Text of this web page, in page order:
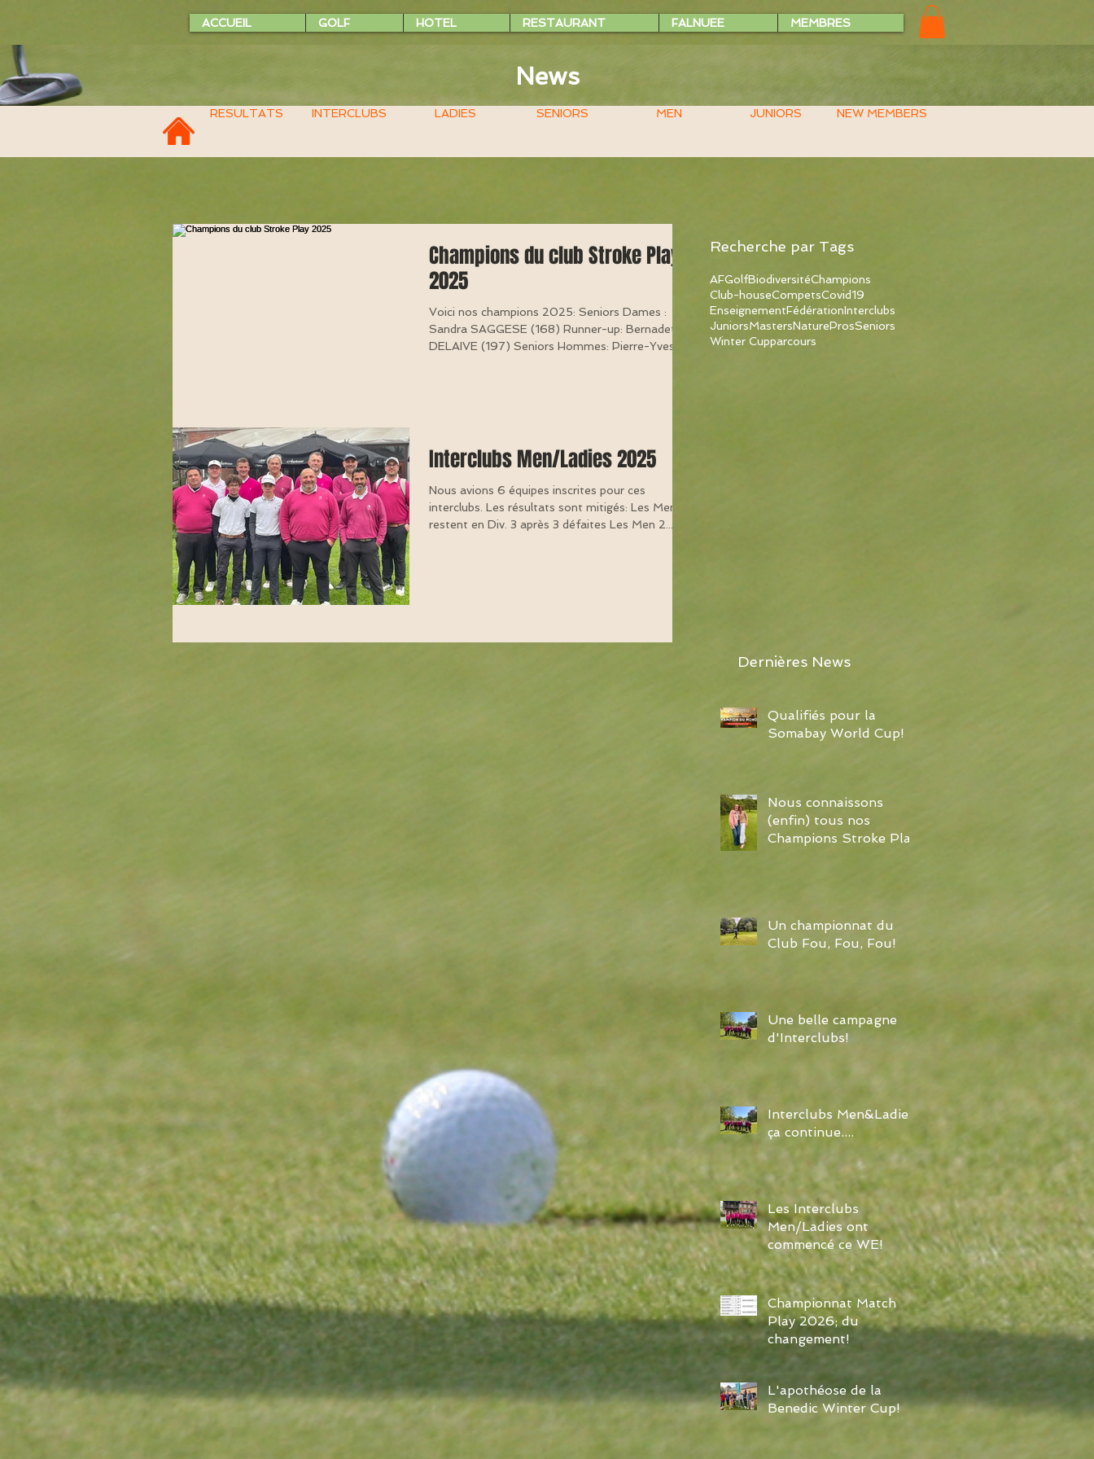
ACCUEIL GOLF HOTEL RESTAURANT FALNUEE MEMBRES
News
RESULTATS INTERCLUBS LADIES SENIORS MEN JUNIORS NEW MEMBERS
Champions du club Stroke Play
2025
Voici nos champions 2025: Seniors Dames :
Sandra SAGGESE (168) Runner-up: Bernadette
DELAIVE (197) Seniors Hommes: Pierre-Yves
Interclubs Men/Ladies 2025
Nous avions 6 équipes inscrites pour ces
interclubs. Les résultats sont mitigés: Les Men 1
restent en Div. 3 après 3 défaites Les Men 2...
Recherche par Tags
AFGolfBiodiversitéChampions
Club-houseCompetsCovid19
EnseignementFédérationInterclubs
JuniorsMastersNatureProsSeniors
Winter Cupparcours
Dernières News
Qualifiés pour la
Somabay World Cup!
Nous connaissons
(enfin) tous nos
Champions Stroke Play
Un championnat du
Club Fou, Fou, Fou!
Une belle campagne
d'Interclubs!
Interclubs Men&Ladies:
ça continue....
Les Interclubs
Men/Ladies ont
commencé ce WE!
Championnat Match
Play 2026; du
changement!
L'apothéose de la
Benedic Winter Cup!